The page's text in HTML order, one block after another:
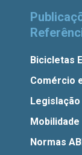
Bicicletas
Comércio
Legislação
Mobilidade
Normas